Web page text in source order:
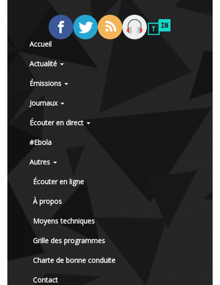
Accueil
Actualité
Émissions
Journaux
Écouter en direct
#Ebola
Autres
Écouter en ligne
À propos
Moyens techniques
Grille des programmes
Charte de bonne conduite
Contact